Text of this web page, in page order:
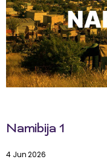
Namibija 1
4 Jun 2026